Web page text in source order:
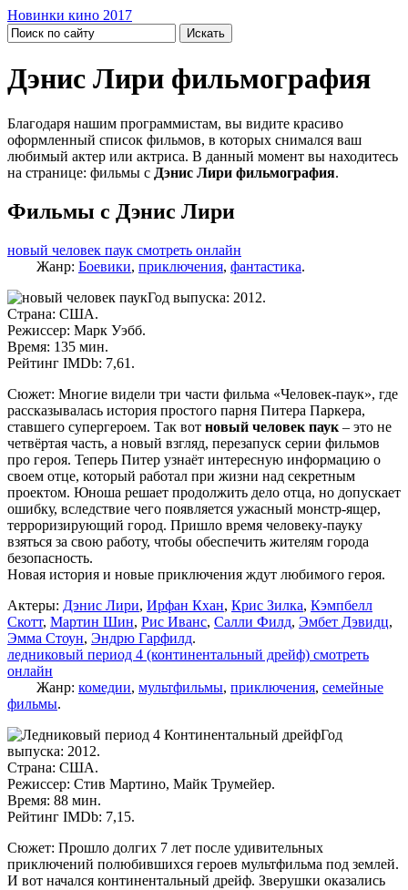
Новинки кино 2017
Дэнис Лири фильмография
Благодаря нашим программистам, вы видите красиво
оформленный список фильмов, в которых снимался ваш
любимый актер или актриса. В данный момент вы находитесь
на странице: фильмы с Дэнис Лири фильмография.
Фильмы с Дэнис Лири
новый человек паук смотреть онлайн
Жанр: Боевики, приключения, фантастика.
Год выпуска: 2012.
Страна: США.
Режиссер: Марк Уэбб.
Время: 135 мин.
Рейтинг IMDb: 7,61.
Сюжет: Многие видели три части фильма «Человек-паук», где
рассказывалась история простого парня Питера Паркера,
ставшего супергероем. Так вот новый человек паук – это не
четвёртая часть, а новый взгляд, перезапуск серии фильмов
про героя. Теперь Питер узнаёт интересную информацию о
своем отце, который работал при жизни над секретным
проектом. Юноша решает продолжить дело отца, но допускает
ошибку, вследствие чего появляется ужасный монстр-ящер,
терроризирующий город. Пришло время человеку-пауку
взяться за свою работу, чтобы обеспечить жителям города
безопасность.
Новая история и новые приключения ждут любимого героя.
Актеры: Дэнис Лири, Ирфан Кхан, Крис Зилка, Кэмпбелл
Скотт, Мартин Шин, Рис Иванс, Салли Филд, Эмбет Дэвидц,
Эмма Стоун, Эндрю Гарфилд.
ледниковый период 4 (континентальный дрейф) смотреть
онлайн
Жанр: комедии, мультфильмы, приключения, семейные
фильмы.
Год
выпуска: 2012.
Страна: США.
Режиссер: Стив Мартино, Майк Трумейер.
Время: 88 мин.
Рейтинг IMDb: 7,15.
Сюжет: Прошло долгих 7 лет после удивительных
приключений полюбившихся героев мультфильма под землей.
И вот начался континентальный дрейф. Зверушки оказались